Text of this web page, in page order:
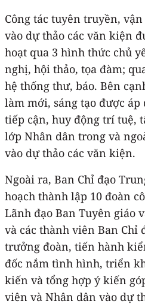
Công tác tuyên truyền,
vào dự thảo các văn kiện
hoạt qua 3 hình thức chủ
nghị, hội thảo, tọa đàm;
hệ thống thư, báo. Bên
làm mới, sáng tạo được
tiếp cận, huy động trí tuệ,
lớp Nhân dân trong và
vào dự thảo các văn kiện.
Ngoài ra, Ban Chỉ đạo
hoạch thành lập 10 đoàn
Lãnh đạo Ban Tuyên giáo
và các thành viên Ban Chỉ
trưởng đoàn, tiến hành
đốc nắm tình hình, triển
kiến và tổng hợp ý kiến
viên và Nhân dân vào dự